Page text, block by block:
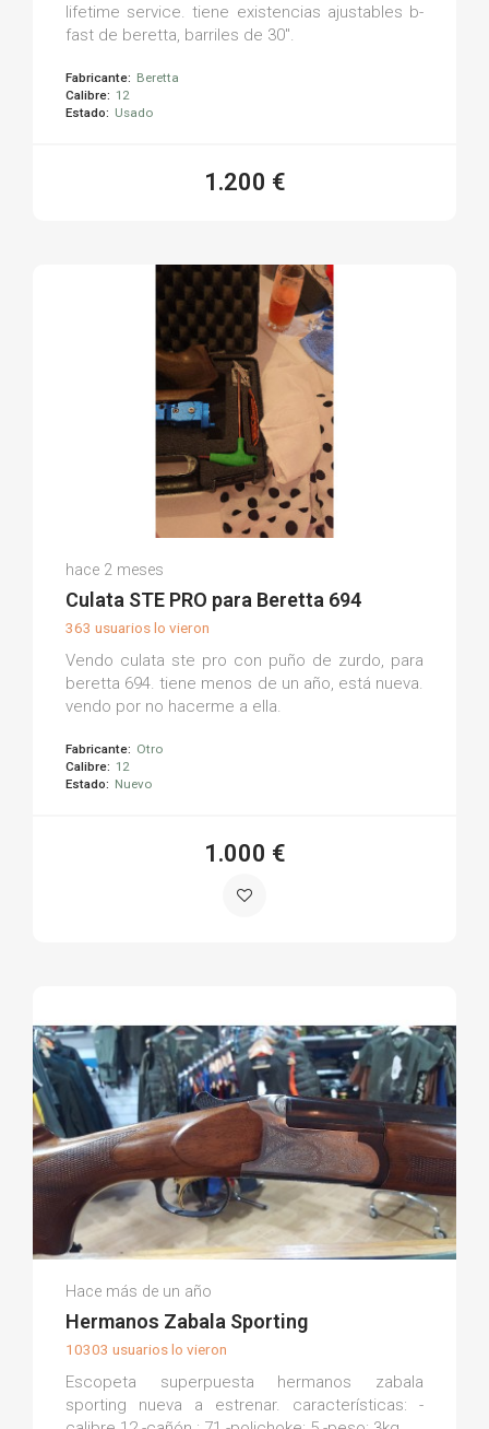
lifetime service. tiene existencias ajustables b-
fast de beretta, barriles de 30".
Fabricante: Beretta
Calibre: 12
Estado: Usado
1.200 €
(0)
hace 2 meses
Culata STE PRO para Beretta 694
363 usuarios lo vieron
Vendo culata ste pro con puño de zurdo, para
beretta 694. tiene menos de un año, está nueva.
vendo por no hacerme a ella.
Fabricante: Otro
Calibre: 12
Estado: Nuevo
1.000 €
Armería La Torre M.
(0)
Hace más de un año
Hermanos Zabala Sporting
10303 usuarios lo vieron
Escopeta superpuesta hermanos zabala
sporting nueva a estrenar. características: -